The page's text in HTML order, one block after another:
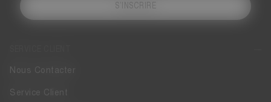
Nous Contacter
Service Client
S’INSCRIRE